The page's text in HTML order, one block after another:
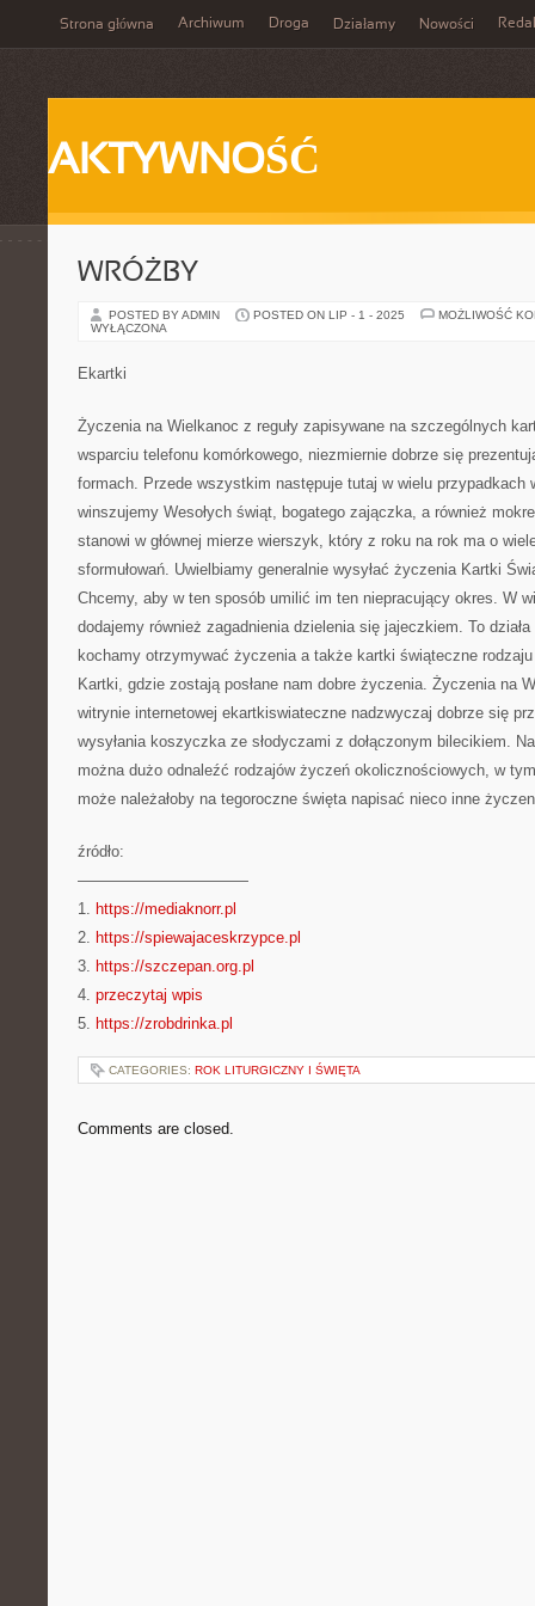
Strona główna Archiwum Droga Działamy Nowości
AKTYWNOŚĆ
WRÓŻBY
POSTED BY ADMIN POSTED ON LIP - 1 - 2025
MOŻLIWOŚĆ
WYŁĄCZONA
Ekartki
Życzenia na Wielkanoc z reguły zapisywane na szczególnych
wsparciu telefonu komórkowego, niezmiernie dobrze się
formach. Przede wszystkim następuje tutaj w wielu przypadkach
winszujemy Wesołych świąt, bogatego zajączka, a również
stanowi w głównej mierze wierszyk, który z roku na rok ma o
sformułowań. Uwielbiamy generalnie wysyłać życzenia Kartki
Chcemy, aby w ten sposób umilić im ten niepracujący okres. W
dodajemy również zagadnienia dzielenia się jajeczkiem. To
kochamy otrzymywać życzenia a także kartki świąteczne
Kartki, gdzie zostają posłane nam dobre życzenia. Życzenia na
witrynie internetowej ekartkiswiateczne nadzwyczaj dobrze się
wysyłania koszyczka ze słodyczami z dołączonym bilecikiem.
można dużo odnaleźć rodzajów życzeń okolicznościowych, w
może należałoby na tegoroczne święta napisać nieco inne
źródło:
———————————
1. https://mediaknorr.pl
2. https://spiewajaceskrzypce.pl
3. https://szczepan.org.pl
4. przeczytaj wpis
5. https://zrobdrinka.pl
CATEGORIES: ROK LITURGICZNY I ŚWIĘTA
Comments are closed.